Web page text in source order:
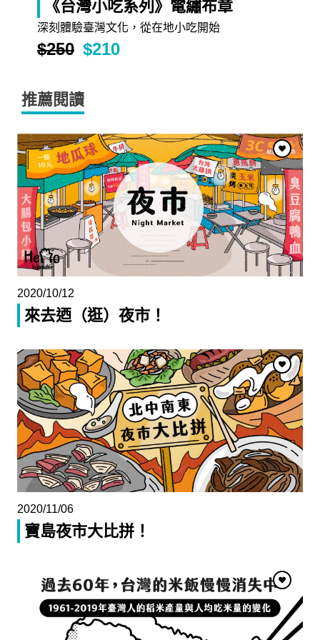
《台灣小吃系列》電繡布章
深刻體驗臺灣文化，從在地小吃開始
$250 $210
推薦閱讀
2020/10/12
來去迺（逛）夜市！
2020/11/06
寶島夜市大比拼！